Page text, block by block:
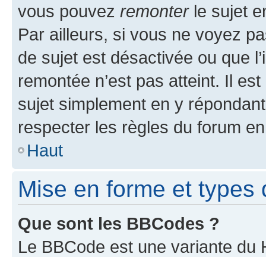
vous pouvez remonterle sujet
Par ailleurs, si vous ne voyez
de sujet est désactivée ou que
remontée n’est pas atteint. Il
sujet simplement en y
respecter les règles du forum
Haut
Mise en forme et types
Que sont les BBCodes ?
Le BBCode est une variante du